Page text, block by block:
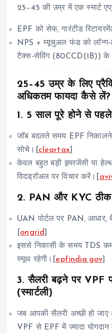
25–45 की उम्र में एक स्मार्ट
EPF को सेफ, गारंटीड
NPS + म्यूचुअल फंड को
टैक्स‑सेविंग (80CCD(1B)) के
25–45 उम्र के लिए
अधिकतम फायदा कैसे लें?
1. 5 साल पूरे होने से
जॉब बदलते समय EPF
सोचे।[ cleartax
केवल बहुत बड़ी इमरजेंसी या हेल्थ
विदड्रॉअल पर विचार करें।[
2. PAN और KYC
UAN पोर्टल पर PAN,
ongrid
इससे निकासी के समय TDS
स्मूथ रहेगी।[ epfindia.gov
3. सैलरी बढ़ने पर VPF
(स्मार्टली)
जब आपकी सैलरी अच्छी हो
VPF से EPF में ज्यादा